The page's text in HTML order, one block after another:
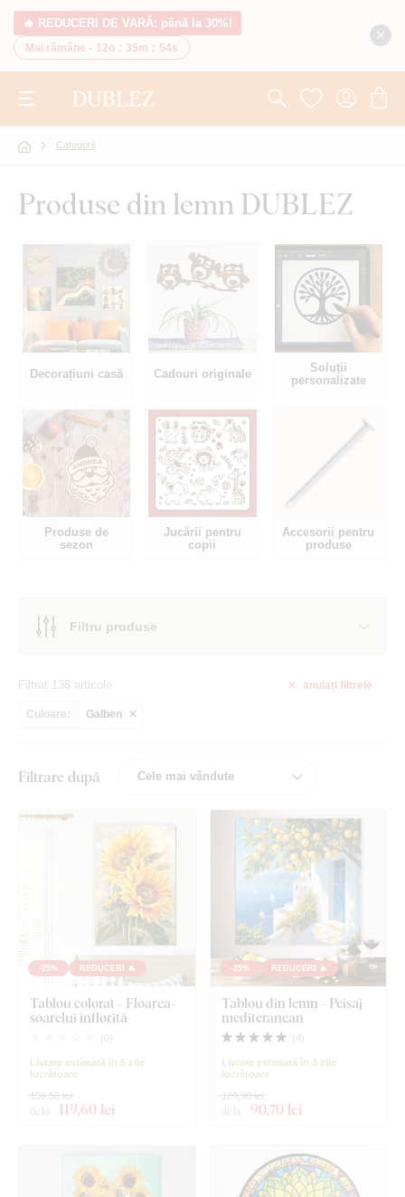
🔥 REDUCERI DE VARĂ: până la 30%!
Mai rămâne - 12o : 35m : 53s
Categorii
Produse din lemn DUBLEZ
Decorațiuni casă Cadouri originale
Soluții
personalizate
Produse de
sezon
Jucării pentru
copii
Accesorii pentru
produse
Filtru produse
anulați filtrele
Filtrat 138 articole
Culoare: Galben
Filtrare după
-25% REDUCERI 🔥
Tablou colorat - Floarea-
soarelui înflorită
( 0)
Livrare estimată în 5 zile
lucrătoare
de la 119,60 lei
159,50 lei
-25% REDUCERI 🔥
Tablou din lemn - Peisaj
mediteranean
( 4)
Livrare estimată în 3 zile
lucrătoare
de la 90,70 lei
120,90 lei